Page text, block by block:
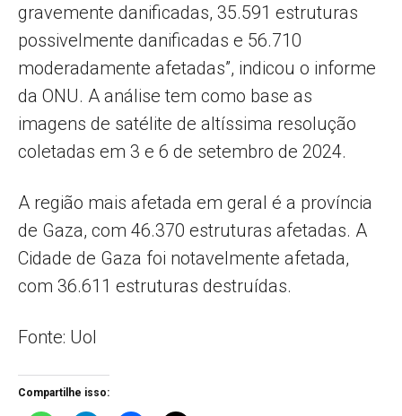
gravemente danificadas, 35.591 estruturas
possivelmente danificadas e 56.710
moderadamente afetadas”, indicou o informe
da ONU. A análise tem como base as
imagens de satélite de altíssima resolução
coletadas em 3 e 6 de setembro de 2024.
A região mais afetada em geral é a província
de Gaza, com 46.370 estruturas afetadas. A
Cidade de Gaza foi notavelmente afetada,
com 36.611 estruturas destruídas.
Fonte: Uol
Compartilhe isso: